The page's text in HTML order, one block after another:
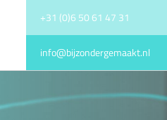
+31 (0)6 50 61 47 31
info@bijzondergemaakt.nl